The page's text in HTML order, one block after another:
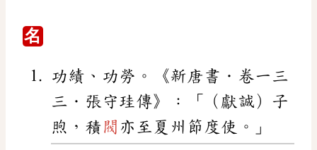
名
功績、功勞。《新唐書．卷一三
三．張守珪傳》：「（獻誠）子
煦，積閥 亦至夏州節度使。」